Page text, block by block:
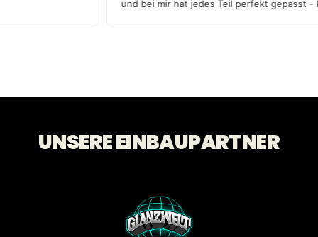
und bei mir hat jedes Teil perfekt
UNSERE EINBAUPARTNER